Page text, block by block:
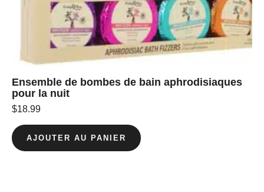
Ensemble de bombes de bain aphrodisiaques
pour la nuit
$18.99
AJOUTER AU PANIER